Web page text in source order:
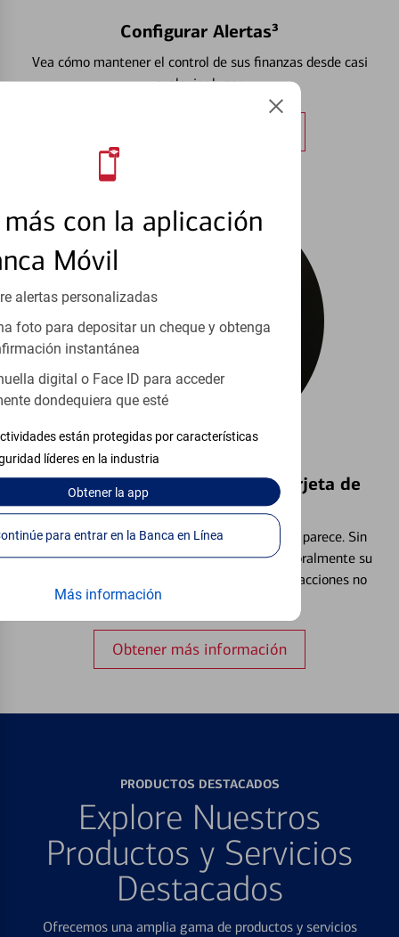
con la aplicación
Móvil
alertas personalizadas
foto para depositar un cheque y obtenga
instantánea
digital o Face ID para acceder
dondequiera que esté
están protegidas por características
líderes en la industria
Obtenerla app
Continúe para entrar en la Banca en Línea
Más información
Configurar Alertas³
Vea cómo mantener el control de sus finanzas desde casi
cualquier lugar.
Bloquear y Desbloquear una Tarjeta de
Débito⁴
Extraviar una tarjeta es más común de lo que parece. Sin
embargo, puede bloquear y desbloquear temporalmente su
tarjeta de débito para ayudar a prevenir transacciones no
Obtener más información
PRODUCTOS DESTACADOS
Explore Nuestros
Productos y Servicios
Destacados
Ofrecemos una amplia gama de productos y servicios